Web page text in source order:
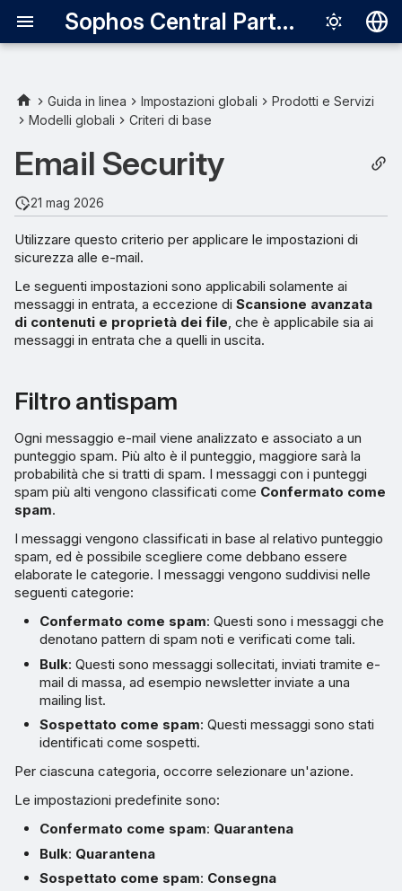
Sophos Central Partner
English
Português
中文（繁體）
Filtro antispam
Impostazioni dei messaggi
Impostazioni della
quarantena
Controllo mittente
Scansione avanzata
Guida in linea Impostazioni globali
Prodotti e Servizi
Modelli globali
Criteri di base
Email Security
21 mag 2026
Utilizzare questo criterio per applicare le impostazioni di
sicurezza alle e-mail.
Le seguenti impostazioni sono applicabili solamente ai
messaggi in entrata, a eccezione di Scansione avanzata
di contenuti e proprietà dei file , che è applicabile sia ai
messaggi in entrata che a quelli in uscita.
Filtro antispam
Ogni messaggio e-mail viene analizzato e associato a un
punteggio spam. Più alto è il punteggio, maggiore sarà la
probabilità che si tratti di spam. I messaggi con i punteggi
spam più alti vengono classificati come Confermato come
spam.
I messaggi vengono classificati in base al relativo punteggio
spam, ed è possibile scegliere come debbano essere
elaborate le categorie. I messaggi vengono suddivisi nelle
seguenti categorie:
Confermato come spam: Questi sono i messaggi che
denotano pattern di spam noti e verificati come tali.
Bulk: Questi sono messaggi sollecitati, inviati tramite e-
mail di massa, ad esempio newsletter inviate a una
mailing list.
Sospettato come spam: Questi messaggi sono stati
identificati come sospetti.
Per ciascuna categoria, occorre selezionare un'azione.
Le impostazioni predefinite sono:
Confermato come spam: Quarantena
Bulk: Quarantena
Sospettato come spam: Consegna